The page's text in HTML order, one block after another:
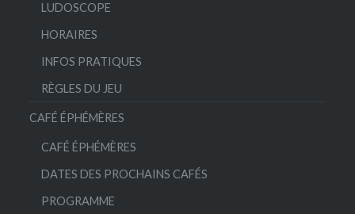
LUDOSCOPE
HORAIRES
INFOS PRATIQUES
RÈGLES DU JEU
CAFÉ ÉPHÉMÈRES
CAFÉ ÉPHÉMÈRES
DATES DES PROCHAINS CAFÉS
PROGRAMME